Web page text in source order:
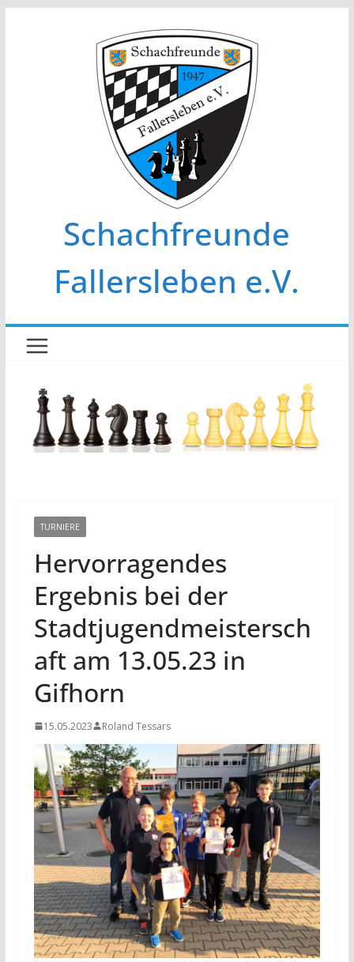
Schachfreunde
Fallersleben e.V.
TURNIERE
Hervorragendes
Ergebnis bei der
Stadtjugendmeistersch
aft am 13.05.23 in
Gifhorn
15.05.2023 Roland Tessars